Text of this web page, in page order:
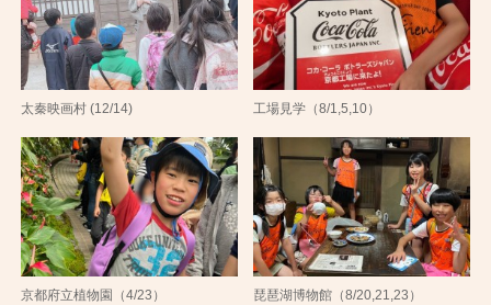
太秦映画村 (12/14) 工場見学（8/1,5,10）
京都府立植物園（4/23） 琵琶湖博物館（8/20,21,23）